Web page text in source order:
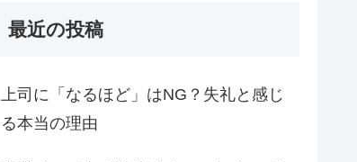
最近の投稿
上司に「なるほど」はNG？失礼と感じ
る本当の理由